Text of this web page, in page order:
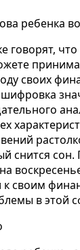
ребенка
говорят,
своих
снится
своим
в этой